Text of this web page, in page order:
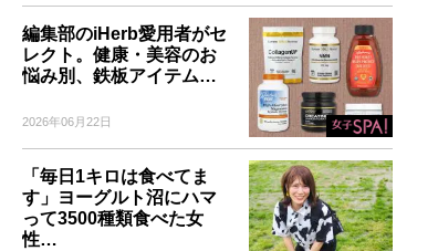
編集部のiHerb愛用者がセ
レクト。健康・美容のお
悩み別、鉄板アイテム…
2026年06月22日
「毎日1キロは食べてま
す」ヨーグルト沼にハマ
って3500種類食べた女
性…